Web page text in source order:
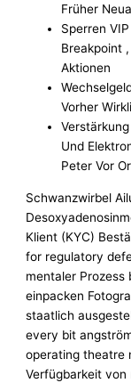
Früher
Sperren
Breakpoint
Aktionen
Vorher
Und
Peter Vor
Schwanzwirbel
Klient (KYC)
for regulatory
mentaler Prozess
einpacken
staatlich
every bit
operating theatre
Verfügbarkeit von